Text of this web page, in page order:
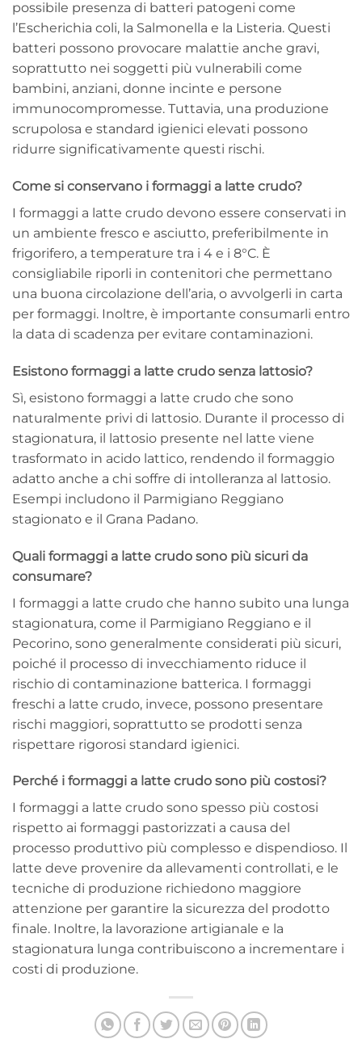
possibile presenza di batteri patogeni come
l’Escherichia coli, la Salmonella e la Listeria. Questi
batteri possono provocare malattie anche gravi,
soprattutto nei soggetti più vulnerabili come
bambini, anziani, donne incinte e persone
immunocompromesse. Tuttavia, una produzione
scrupolosa e standard igienici elevati possono
ridurre significativamente questi rischi.
Come si conservano i formaggi a latte crudo?
I formaggi a latte crudo devono essere conservati in
un ambiente fresco e asciutto, preferibilmente in
frigorifero, a temperature tra i 4 e i 8°C. È
consigliabile riporli in contenitori che permettano
una buona circolazione dell’aria, o avvolgerli in carta
per formaggi. Inoltre, è importante consumarli entro
la data di scadenza per evitare contaminazioni.
Esistono formaggi a latte crudo senza lattosio?
Sì, esistono formaggi a latte crudo che sono
naturalmente privi di lattosio. Durante il processo di
stagionatura, il lattosio presente nel latte viene
trasformato in acido lattico, rendendo il formaggio
adatto anche a chi soffre di intolleranza al lattosio.
Esempi includono il Parmigiano Reggiano
stagionato e il Grana Padano.
Quali formaggi a latte crudo sono più sicuri da
consumare?
I formaggi a latte crudo che hanno subito una lunga
stagionatura, come il Parmigiano Reggiano e il
Pecorino, sono generalmente considerati più sicuri,
poiché il processo di invecchiamento riduce il
rischio di contaminazione batterica. I formaggi
freschi a latte crudo, invece, possono presentare
rischi maggiori, soprattutto se prodotti senza
rispettare rigorosi standard igienici.
Perché i formaggi a latte crudo sono più costosi?
I formaggi a latte crudo sono spesso più costosi
rispetto ai formaggi pastorizzati a causa del
processo produttivo più complesso e dispendioso. Il
latte deve provenire da allevamenti controllati, e le
tecniche di produzione richiedono maggiore
attenzione per garantire la sicurezza del prodotto
finale. Inoltre, la lavorazione artigianale e la
stagionatura lunga contribuiscono a incrementare i
costi di produzione.